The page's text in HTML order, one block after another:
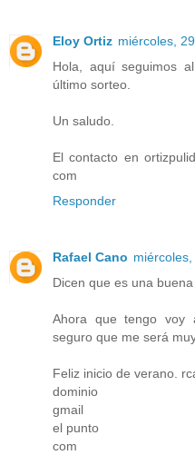
Eloy Ortiz miércoles,
Hola, aquí seguimos
último sorteo.
Un saludo.
El contacto en
com
Responder
Rafael Cano
Dicen que es una
Ahora que tengo voy
seguro que me será
Feliz inicio de verano.
dominio
gmail
el punto
com